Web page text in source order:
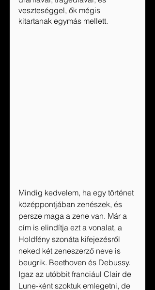
veszteséggel, ők mégis
kitartanak egymás mellett.
Mindig kedvelem, ha egy történet
középpontjában zenészek, és
persze maga a zene van. Már a
cím is elindítja ezt a vonalat, a
Holdfény szonáta kifejezésről
neked két zeneszerző neve is
beugrik. Beethoven és Debussy.
Igaz az utóbbit franciául Clair de
Lune-ként szoktuk emlegetni, de